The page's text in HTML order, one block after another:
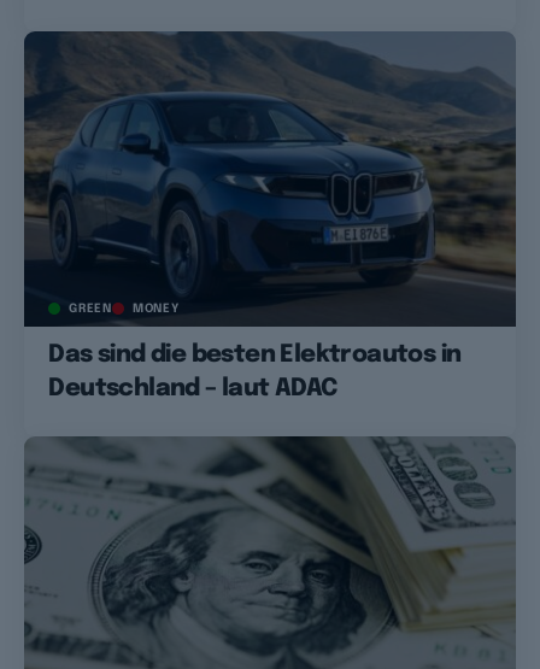
GREEN MONEY
Das sind die besten Elektroautos in
Deutschland – laut ADAC